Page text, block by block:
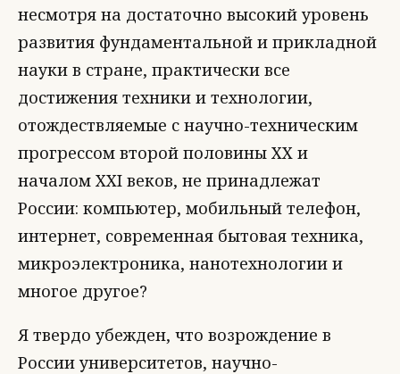
несмотря на достаточно высокий уровень
развития фундаментальной и прикладной
науки в стране, практически все
достижения техники и технологии,
отождествляемые с научно-техническим
прогрессом второй половины ХХ и
началом ХХI веков, не принадлежат
России: компьютер, мобильный телефон,
интернет, современная бытовая техника,
микроэлектроника, нанотехнологии и
многое другое?
Я твердо убежден, что возрождение в
России университетов, научно-